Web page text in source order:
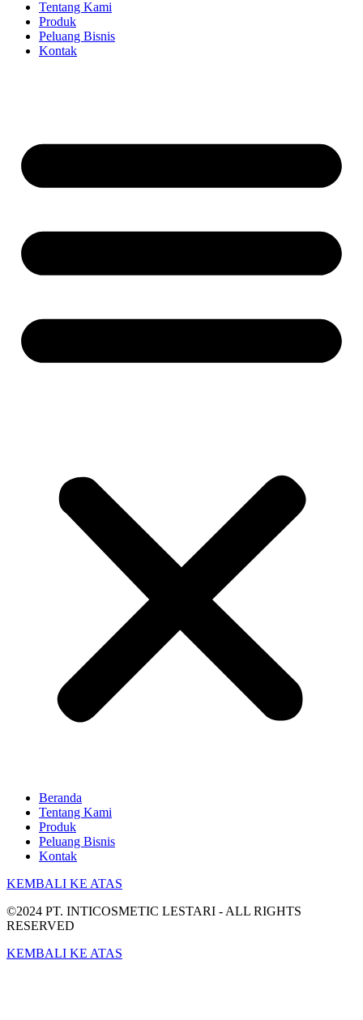
Tentang Kami
Produk
Peluang Bisnis
Kontak
Beranda
Tentang Kami
Produk
Peluang Bisnis
Kontak
KEMBALI KE ATAS
©2024 PT. INTICOSMETIC LESTARI - ALL RIGHTS
RESERVED
KEMBALI KE ATAS